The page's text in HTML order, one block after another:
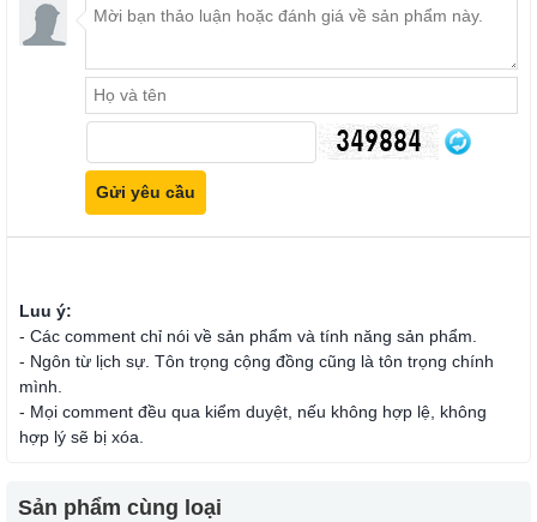
Luu ý:
- Các comment chỉ nói về sản phẩm và tính năng sản phẩm.
- Ngôn từ lịch sự. Tôn trọng cộng đồng cũng là tôn trọng chính
mình.
- Mọi comment đều qua kiểm duyệt, nếu không hợp lệ, không
hợp lý sẽ bị xóa.
Sản phẩm cùng loại